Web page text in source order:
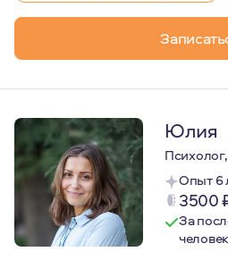
Юлия
Опыт 6
3500
За
человек